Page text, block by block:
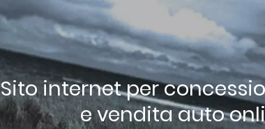
Sito internet per
e vendita auto